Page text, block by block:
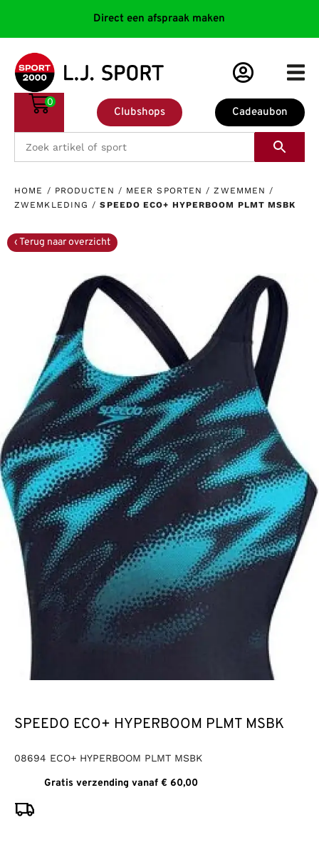
Direct een afspraak maken
Cadeaubon
Clubshops
0
HOME / PRODUCTEN / MEER SPORTEN /ZWEMMEN /
ZWEMKLEDING /SPEEDO ECO+ HYPERBOOM PLMT MSBK
SPEEDO ECO+ HYPERBOOM PLMT MSBK
08694 ECO+ HYPERBOOM PLMT MSBK
Gratis verzending vanaf € 60,00